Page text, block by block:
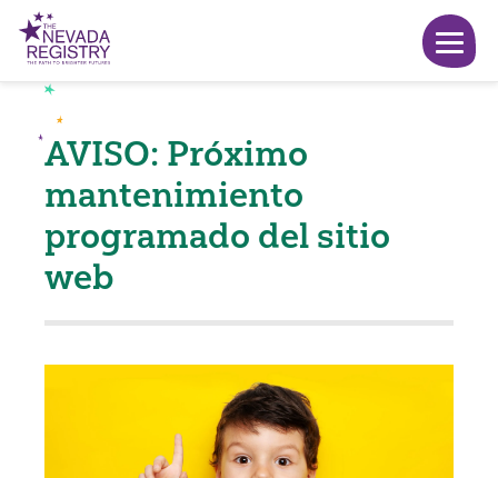
AVISO: Próximo
mantenimiento
programado del sitio
web